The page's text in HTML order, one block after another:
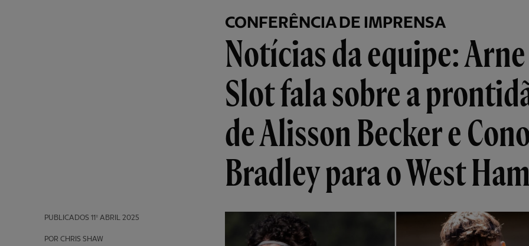
CONFERÊNCIA DE IMPRENSA
Notícias da equipe: Arne
Slot fala sobre a
de Alisson Becker e
Bradley para o West
PUBLICADOS 11º ABRIL 2025
POR CHRIS SHAW